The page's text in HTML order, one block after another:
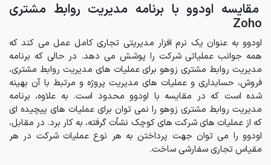
مقایسه اودوو با برنامه مدیریت روابط مشتری
Zoho
اودوو به عنوان یک نرم افزار مدیریتی تجاری کامل عمل می کند که
همه جوانب عملیاتی شرکت را پوشش می دهد. در حالی که برنامه
مدیریت روابط مشتری زوهو برای عملیات های مدیریت روابط مشتری،
فروش، حسابداری و عملیات های مدیریت پروژه و مرتبط با آن بهینه
شده است که در مقایسه با اودوو محدود است. به علاوه، برنامه
مدیریت روابط مشتری زوهو را نمی توان برای عملیات های پیچیده ای
که از عملیات های شرکت های کوچک نشأت گرفته، به کار برد. در مقابل،
اودوو را می توان جهت پرداختن به هر نوع عملیات شرکت در هر
مقیاس تجاری سفارشی ساخت.